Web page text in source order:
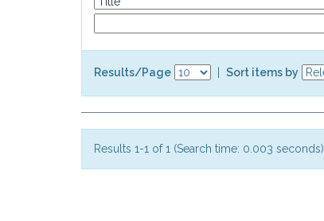
Results/Page Sort items by
Results 1-1 of 1 (Search time: 0.003 seconds).